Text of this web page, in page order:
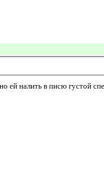
ей налить в писю густой